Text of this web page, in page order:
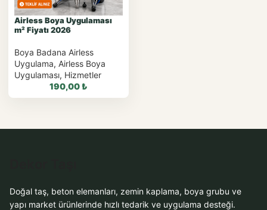
Airless Boya Uygulaması
m² Fiyatı 2026
Boya Badana Airless
Uygulama, Airless Boya
Uygulaması, Hizmetler
190,00₺
WhatsApp Teklif Al
Doğal taş, beton elemanları, zemin kaplama, boya grubu ve
yapı market ürünlerinde hızlı tedarik ve uygulama desteği.